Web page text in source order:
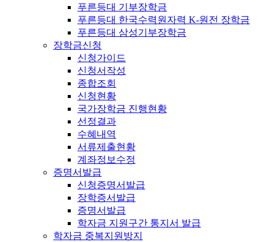
푸른등대 기부장학금
푸른등대 한국수력원자력 K-원전 장학금
푸른등대 삼성기부장학금
장학금신청
신청가이드
신청서작성
종합조회
신청현황
국가장학금 진행현황
선정결과
수혜내역
서류제출현황
계좌정보수정
증명서발급
신청증명서발급
장학증서발급
증명서발급
학자금 지원구간 통지서 발급
학자금 중복지원방지